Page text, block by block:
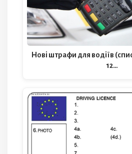
Нові штрафи для водіїв
12…